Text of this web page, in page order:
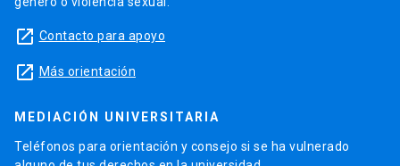
launch Contacto para apoyo
launch Más orientación
MEDIACIÓN UNIVERSITARIA
Teléfonos para orientación y consejo si se ha vulnerado